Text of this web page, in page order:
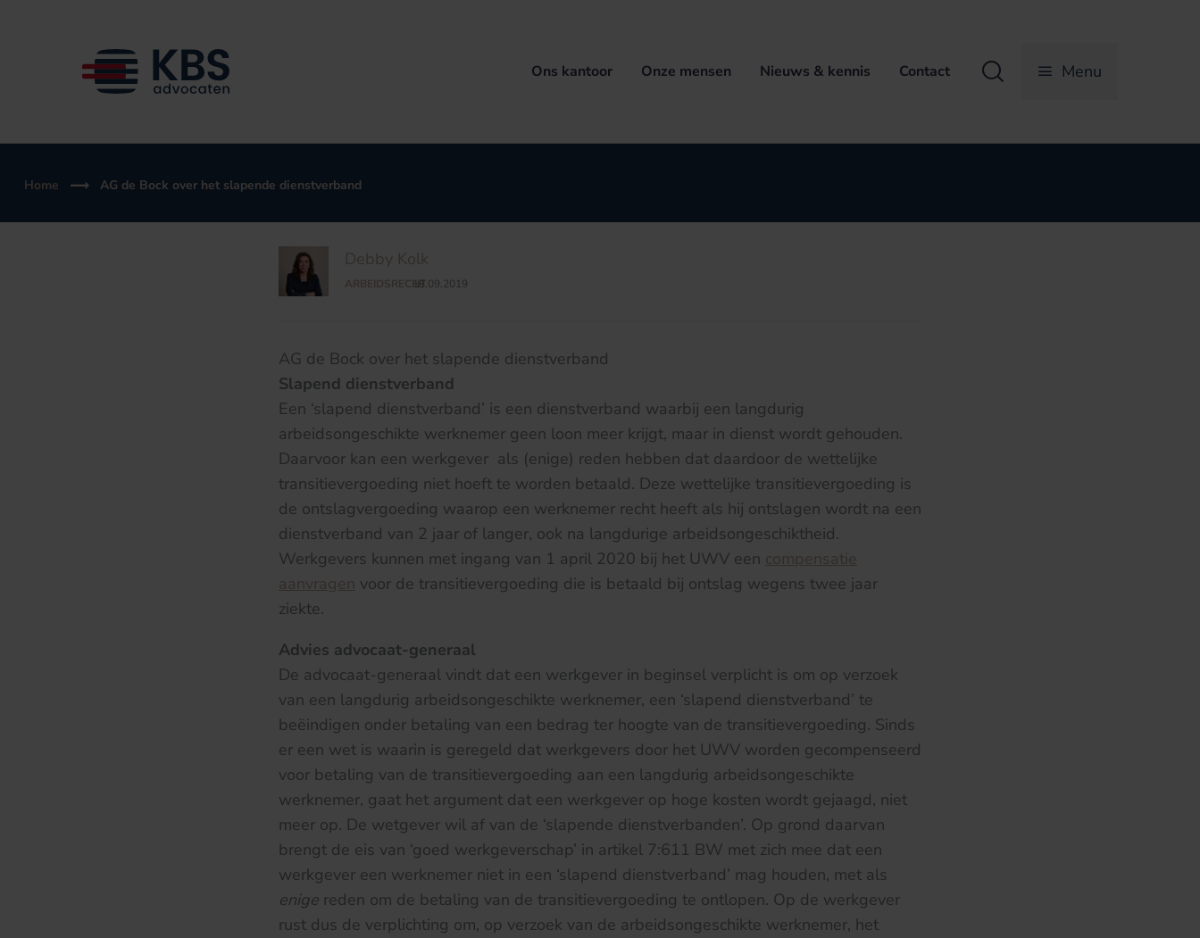
Ons kantoor Onze mensen Nieuws & kennis Contact Zoeken Menu
Home AG de Bock over het slapende dienstverband
Debby Kolk
ARBEIDSRECHT
/
18.09.2019
AG de Bock over het slapende dienstverband
Slapend dienstverband
Een ‘slapend dienstverband’ is een dienstverband waarbij een langdurig
arbeidsongeschikte werknemer geen loon meer krijgt, maar in dienst wordt gehouden.
Daarvoor kan een werkgever als (enige) reden hebben dat daardoor de wettelijke
transitievergoeding niet hoeft te worden betaald. Deze wettelijke transitievergoeding is
de ontslagvergoeding waarop een werknemer recht heeft als hij ontslagen wordt na een
dienstverband van 2 jaar of langer, ook na langdurige arbeidsongeschiktheid.
Werkgevers kunnen met ingang van 1 april 2020 bij het UWV een compensatie
aanvragen voor de transitievergoeding die is betaald bij ontslag wegens twee jaar
ziekte.
Advies advocaat-generaal
De advocaat-generaal vindt dat een werkgever in beginsel verplicht is om op verzoek
van een langdurig arbeidsongeschikte werknemer, een ‘slapend dienstverband’ te
beëindigen onder betaling van een bedrag ter hoogte van de transitievergoeding. Sinds
er een wet is waarin is geregeld dat werkgevers door het UWV worden gecompenseerd
voor betaling van de transitievergoeding aan een langdurig arbeidsongeschikte
werknemer, gaat het argument dat een werkgever op hoge kosten wordt gejaagd, niet
meer op. De wetgever wil af van de ‘slapende dienstverbanden’. Op grond daarvan
brengt de eis van ‘goed werkgeverschap’ in artikel 7:611 BW met zich mee dat een
werkgever een werknemer niet in een ‘slapend dienstverband’ mag houden, met als
enige reden om de betaling van de transitievergoeding te ontlopen. Op de werkgever
rust dus de verplichting om, op verzoek van de arbeidsongeschikte werknemer, het